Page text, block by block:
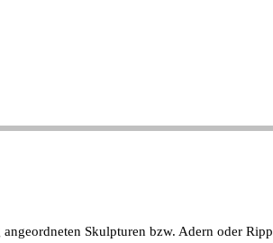
Skulpturen bzw. Adern oder